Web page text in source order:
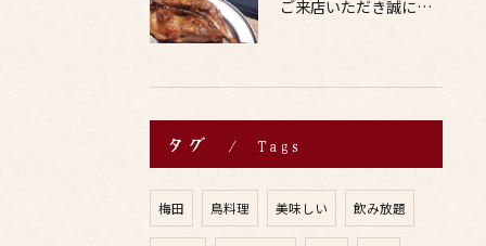
ご来店いただき誠にありがとうございます。
タグ Tags
梅田 鳥料理 美味しい 飲み放題